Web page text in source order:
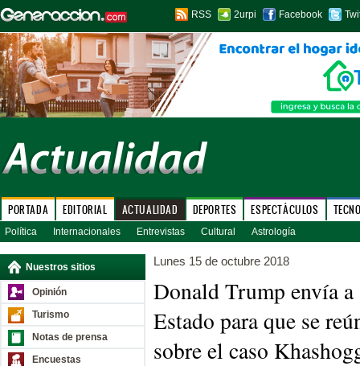
RSS 2urpi Facebook
PORTADA EDITORIAL ACTUALIDAD DEPORTES ESPECTÁCULOS
Política Internacionales Entrevistas Cultural Astrología
Nuestros sitios
Opinión
Turismo
Notas de prensa
Encuestas
Lunes 15 de octubre 2018
Donald Trump envía a
Estado para que se
sobre el caso